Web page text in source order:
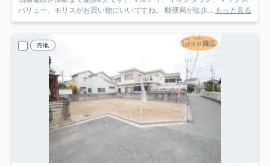
バリュー、モリスがお買い物にいいですね。 郵便局が徒歩...
もっと見る
売地